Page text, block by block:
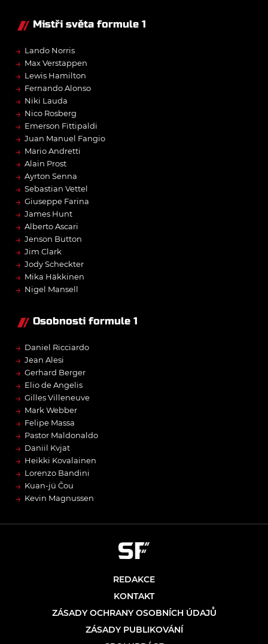
Mistři světa formule 1
→ Lando Norris
→ Max Verstappen
→ Lewis Hamilton
→ Fernando Alonso
→ Niki Lauda
→ Nico Rosberg
→ Emerson Fittipaldi
→ Juan Manuel Fangio
→ Mario Andretti
→ Alain Prost
→ Ayrton Senna
→ Sebastian Vettel
→ Giuseppe Farina
→ James Hunt
→ Alberto Ascari
→ Jenson Button
→ Jim Clark
→ Jody Scheckter
→ Mika Häkkinen
→ Nigel Mansell
Osobnosti formule 1
→ Daniel Ricciardo
→ Jean Alesi
→ Gerhard Berger
→ Elio de Angelis
→ Gilles Villeneuve
→ Mark Webber
→ Felipe Massa
→ Pastor Maldonaldo
→ Daniil Kvjat
→ Heikki Kovalainen
→ Lorenzo Bandini
→ Kuan-jü Čou
→ Kevin Magnussen
REDAKCE
KONTAKT
ZÁSADY OCHRANY OSOBNÍCH ÚDAJŮ
ZÁSADY PUBLIKOVÁNÍ